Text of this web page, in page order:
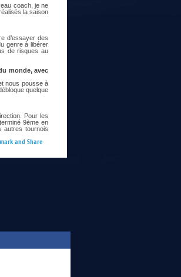
coach, je ne
la saison
d’essayer des
genre à libérer
de risques au
monde, avec
nous pousse à
quelque
Pour les
9ème en
autres tournois